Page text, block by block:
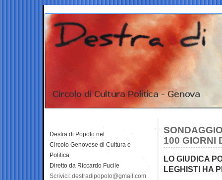
100 GIORNI
LO GIUDICA
LEGHISTI HA
Destra di Popolo.net
Circolo Genovese di Cultura e
Politica
Diretto da Riccardo Fucile
Scrivici: destradipopolo@gmail.com